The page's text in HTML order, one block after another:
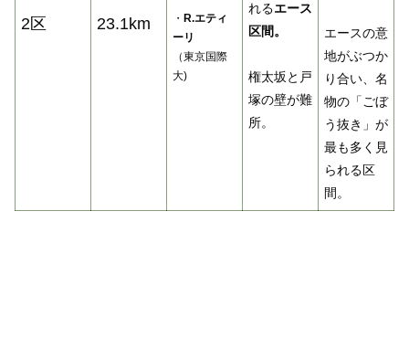
2区 23.1km ・ R.エティ
ーリ
（東京国際
大)
れるエース
区間。
権太坂と戸
塚の壁が難
所。
エースの意
地がぶつか
り合い、名
物の「ごぼ
う抜き」が
最も多く見
られる区
間。